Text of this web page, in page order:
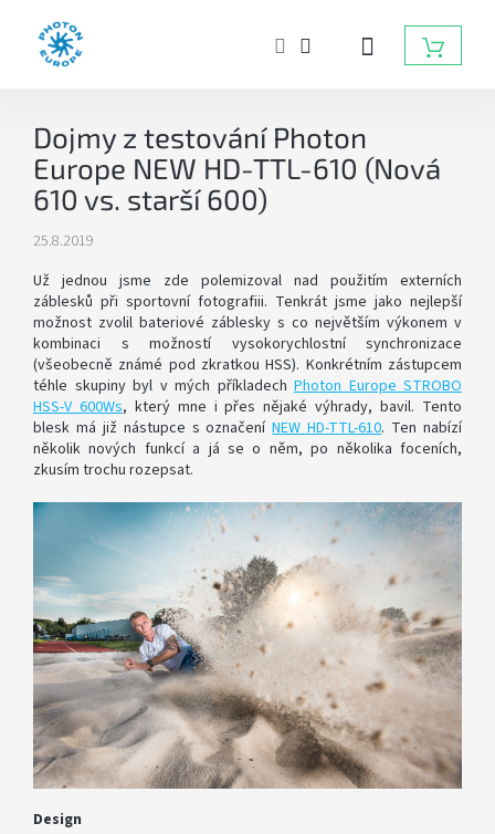
KOŠÍK
SVĚTLA
DO
FOTOATELIÉRU
ZÁBLESKY
TRVALÁ
SVĚTLA,
DAYLIGHT,
LED
SVĚTLA
RADIOVÉ
ODPALOVAČE
SOFTBOX
PŘÍSLUŠENSTVÍ
STUDIOVÝCH
SVĚTEL
SYSTÉMOVÉ
BLESKY
PŘÍSLUŠENSTVÍ
Dojmy z testování Photon
Europe NEW HD-TTL-610 (Nová
610 vs. starší 600)
25.8.2019
Už jednou jsme zde polemizoval nad použitím externích
záblesků při sportovní fotografiii. Tenkrát jsme jako nejlepší
možnost zvolil bateriové záblesky s co největším výkonem v
kombinaci s možností vysokorychlostní synchronizace
(všeobecně známé pod zkratkou HSS). Konkrétním zástupcem
téhle skupiny byl v mých příkladech Photon Europe STROBO
HSS-V 600Ws, který mne i přes nějaké výhrady, bavil. Tento
blesk má již nástupce s označeníNEW HD-TTL-610. Ten nabízí
několik nových funkcí a já se o něm, po několika foceních,
zkusím trochu rozepsat.
Design